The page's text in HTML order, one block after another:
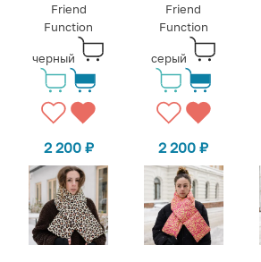
Friend
Function
черный
2 200 ₽
Friend
Function
серый
2 200₽